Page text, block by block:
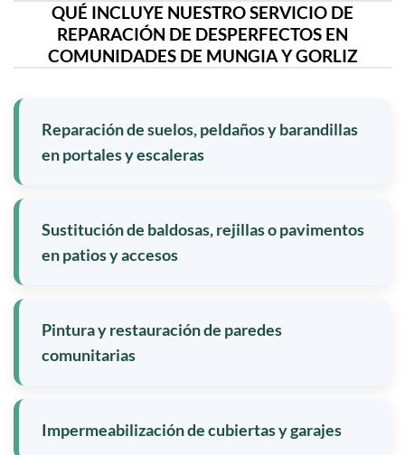
QUÉ INCLUYE NUESTRO SERVICIO DE
REPARACIÓN DE DESPERFECTOS EN
COMUNIDADES DE MUNGIA Y GORLIZ
Reparación de suelos, peldaños y barandillas
en portales y escaleras
Sustitución de baldosas, rejillas o pavimentos
en patios y accesos
Pintura y restauración de paredes
comunitarias
Impermeabilización de cubiertas y garajes